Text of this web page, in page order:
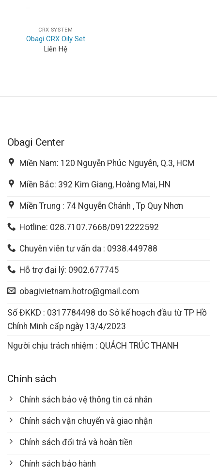
CRX SYSTEM
Obagi CRX Oily Set
Liên Hệ
Obagi Center
Miền Nam: 120 Nguyễn Phúc Nguyên, Q.3, HCM
Miền Bắc: 392 Kim Giang, Hoàng Mai, HN
Miền Trung : 74 Nguyễn Chánh , Tp Quy Nhơn
Hotline: 028.7107.7668/0912222592
Chuyên viên tư vấn da : 0938.449788
Hỗ trợ đại lý: 0902.677745
obagivietnam.hotro@gmail.com
Số ĐKKD : 0317784498 do Sở kế hoạch đầu từ TP Hồ
Chính Minh cấp ngày 13/4/2023
Người chịu trách nhiệm : QUÁCH TRÚC THANH
Chính sách
Chính sách bảo vệ thông tin cá nhân
Chính sách vận chuyển và giao nhận
Chính sách đổi trả và hoàn tiền
Chính sách bảo hành